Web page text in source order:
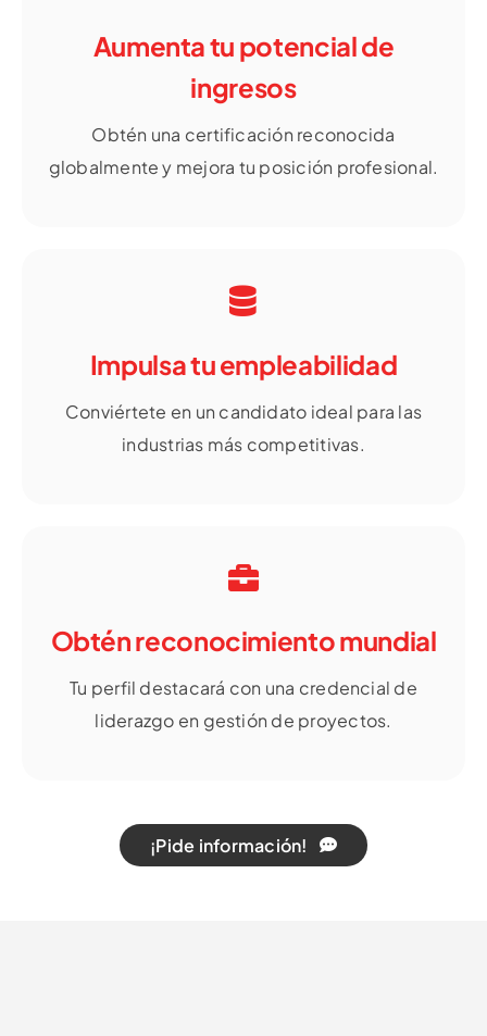
Aumenta tu potencial de
ingresos
Obtén una certificación reconocida
globalmente y mejora tu posición profesional.
Impulsa tu empleabilidad
Conviértete en un candidato ideal para las
industrias más competitivas.
Obtén reconocimiento mundial
Tu perfil destacará con una credencial de
liderazgo en gestión de proyectos.
¡Pide información!